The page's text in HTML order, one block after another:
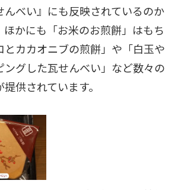
んべい』にも反映されているのか
ほかにも「お米のお煎餅」はもち
とカカオニブの煎餅」や「白玉や
ングした瓦せんべい」など数々の
供されています。